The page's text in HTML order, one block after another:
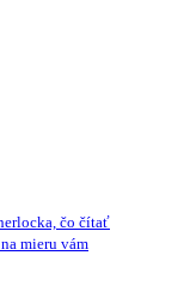
čo čítať
mieru vám